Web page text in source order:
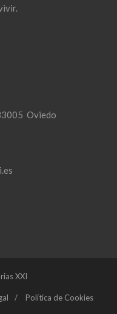
Oviedo
XXI
Política de Cookies